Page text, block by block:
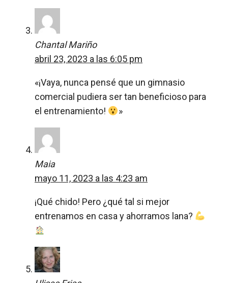
Chantal Mariño
abril 23, 2023 a las 6:05 pm
«¡Vaya, nunca pensé que un gimnasio
comercial pudiera ser tan beneficioso para
el entrenamiento!
»
Maia
mayo 11, 2023 a las 4:23 am
¡Qué chido! Pero ¿qué tal si mejor
entrenamos en casa y ahorramos lana?